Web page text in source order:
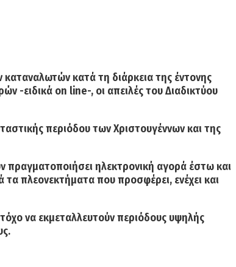
κατά τη διάρκεια της έντονης
-ειδικά οn line-, οι απειλές του Διαδικτύου
περιόδου των Χριστουγέννων και της
ηλεκτρονική αγορά έστω και
πλεονεκτήματα που προσφέρει, ενέχει και
να εκμεταλλευτούν περιόδους υψηλής